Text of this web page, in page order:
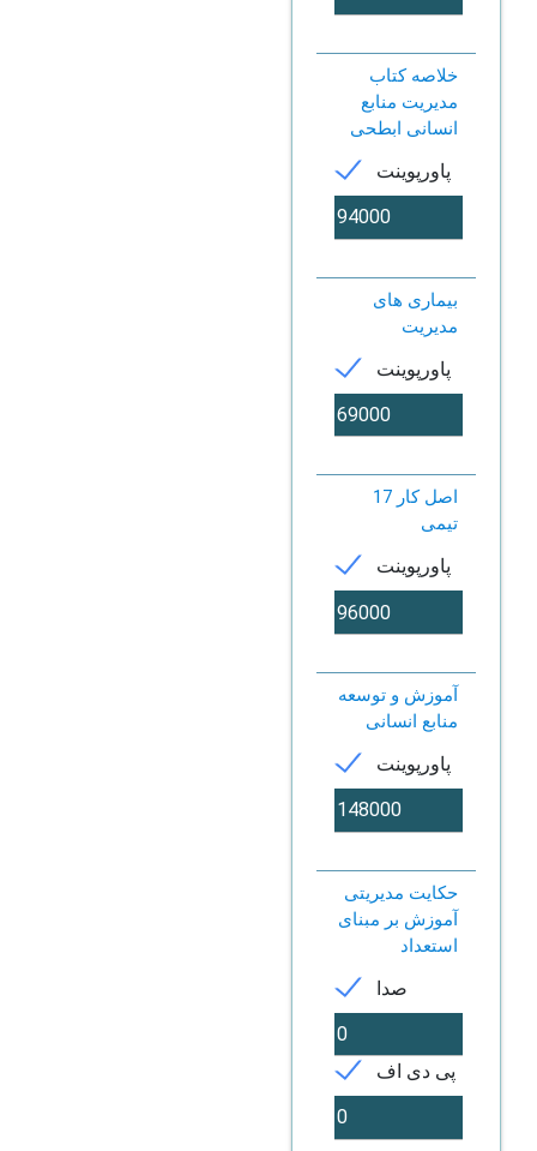
خلاصه کتاب
مدیریت منابع
انسانی ابطحی
پاورپوینت
بیماری های
مدیریت
پاورپوینت
17 اصل کار
تیمی
پاورپوینت
آموزش و توسعه
منابع انسانی
پاورپوینت
حکایت مدیریتی
آموزش بر مبنای
استعداد
صدا
پی دی اف